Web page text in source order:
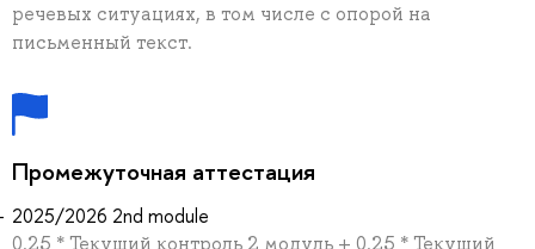
речевых ситуациях, в том числе с опорой на
письменный текст.
Промежуточная аттестация
2025/2026 2nd module
0.25 * Текущий контроль 2 модуль + 0.25 * Текущий